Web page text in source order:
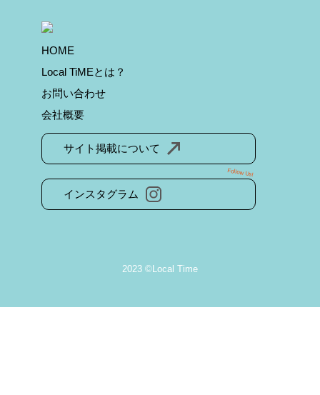
HOME
Local TiMEとは？
お問い合わせ
会社概要
サイト掲載について
インスタグラム
Follow Us!
2023 ©Local Time